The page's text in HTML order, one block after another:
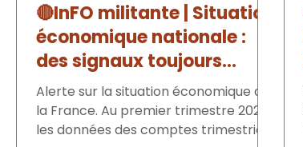
🔴InFO militante | Situation
économique nationale :
des signaux toujours
inquiétants
Alerte sur la situation économique de
la France. Au premier trimestre 2026,
les données des comptes trimestriels